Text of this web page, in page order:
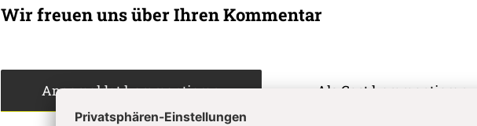
Wir freuen uns über Ihren Kommentar
Angemeldet kommentieren Als Gast kommentieren